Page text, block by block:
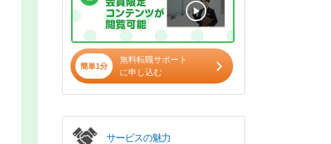
簡単1分
無料転職サポート
に申し込む
サービスの魅力